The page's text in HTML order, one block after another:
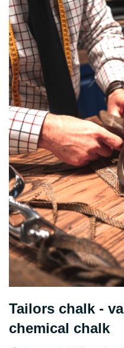
Tailors chalk -
chemical chalk